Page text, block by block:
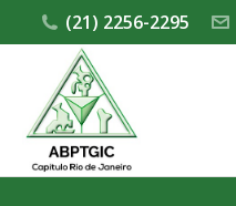
(21) 2256-2295